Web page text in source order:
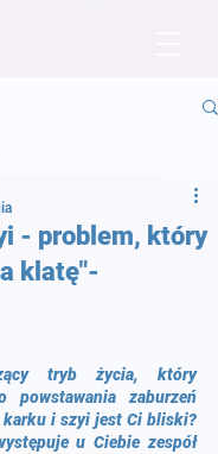
- problem, który
klatę"-
tryb życia, który
powstawania zaburzeń
karku i szyi jest Ci bliski?
u Ciebie zespół